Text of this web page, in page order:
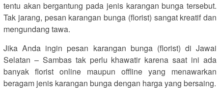
tentu akan bergantung pada jenis karangan bunga tersebut.
Tak jarang, pesan karangan bunga (florist) sangat kreatif dan
mengundang tawa.
Jika Anda ingin pesan karangan bunga (florist) di Jawai
Selatan – Sambas tak perlu khawatir karena saat ini ada
banyak florist online maupun offline yang menawarkan
beragam jenis karangan bunga dengan harga yang bersaing.